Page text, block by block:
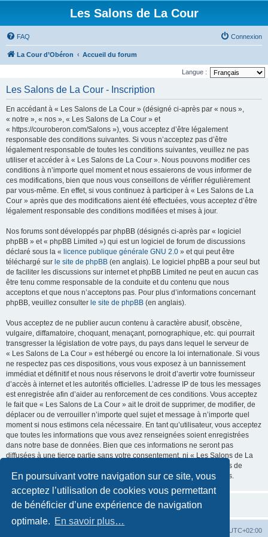
En poursuivant votre navigation sur ce site, vous
acceptez l’utilisation de cookies vous permettant
de bénéficier d’une expérience de navigation
optimale. En savoir plus…
Les Salons de La Cour
FAQ Connexion
La Cour d’Obéron Accueil du forum
Langue :
Les Salons de La Cour - Inscription
En accédant à « Les Salons de La Cour » (désigné ci-après par « nous »,
« notre », « nos », « Les Salons de La Cour » et
« https://couroberon.com/Salons »), vous acceptez d’être légalement
responsable des conditions suivantes. Si vous n’acceptez pas d’être
légalement responsable de toutes les conditions suivantes, veuillez ne pas
utiliser et accéder à « Les Salons de La Cour ». Nous pouvons modifier ces
conditions à n’importe quel moment et nous essaierons de vous informer de
ces modifications, bien que nous vous conseillons de vérifier régulièrement
par vous-même. En effet, si vous continuez à participer à « Les Salons de La
Cour » après que des modifications aient été effectuées, vous acceptez d’être
légalement responsable des conditions modifiées et mises à jour.
Nos forums sont développés par phpBB (désignés ci-après par « logiciel
phpBB » et « phpBB Limited ») qui est un logiciel de forum de discussions
déclaré sous la « licence publique générale GNU 2.0 » et qui peut être
téléchargé sur le site de phpBB (en anglais). Le logiciel phpBB a pour seul but
de faciliter les discussions sur internet et phpBB Limited ne peut en aucun cas
être tenu comme responsable de la conduite et du contenu que nous
acceptons et que nous n’acceptons pas. Pour plus d’informations concernant
phpBB, veuillez consulter le site de phpBB (en anglais).
Vous acceptez de ne publier aucun contenu à caractère abusif, obscène,
vulgaire, diffamatoire, choquant, menaçant, pornographique, etc. qui pourrait
transgresser la législation de votre pays, du pays dans lequel le serveur de
« Les Salons de La Cour » est hébergé ou encore la loi internationale. Si vous
ne respectez pas ces dispositions, vous vous exposez à un bannissement
immédiat et définitif et nous nous réservons le droit d’avertir votre fournisseur
d’accès à internet et les autorités officielles. L’adresse IP de tous les messages
est enregistrée afin d’aider au renforcement de ces conditions. Vous acceptez
le fait que « Les Salons de La Cour » ait le droit de supprimer, de modifier, de
déplacer ou de verrouiller n’importe quel sujet et message à n’importe quel
moment si nous estimons cela nécessaire. En tant qu’utilisateur, vous acceptez
que toutes les informations que vous avez renseignées soient enregistrées
dans notre base de données. Bien que ces informations ne seront pas
diffusées à une tierce partie sans votre consentement, ni « Les Salons de La
Cour », ni phpBB, ne pourront être tenus comme responsables en cas de
tentative de piratage informatique visant à compromettre vos données.
UTC+02:00